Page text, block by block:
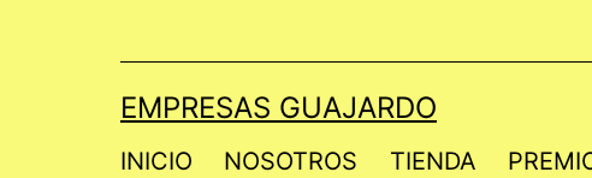
EMPRESAS GUAJARDO
INICIO NOSOTROS TIENDA